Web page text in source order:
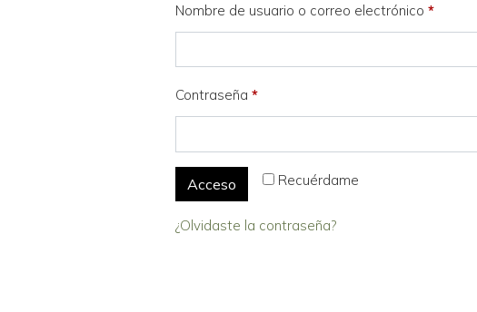
Nombre de usuario o correo electrónico*
Contraseña*
Recuérdame
Acceso
¿Olvidaste la contraseña?